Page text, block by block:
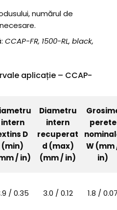
numărul de
CCAP-FR, 1500-RL, black,
aplicație – CCAP-
intern
D
(min)
/ in)
Diametru
intern
recuperat
d (max)
(mm / in)
perete
W (mm
in)
/ 0.35 3.0 / 0.12 1.8 /